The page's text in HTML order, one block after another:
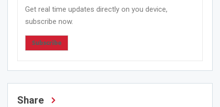
Get real time updates directly on you device,
subscribe now.
Subscribe
Share